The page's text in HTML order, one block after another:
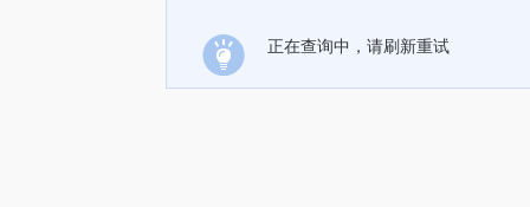
正在查询中，请刷新重试